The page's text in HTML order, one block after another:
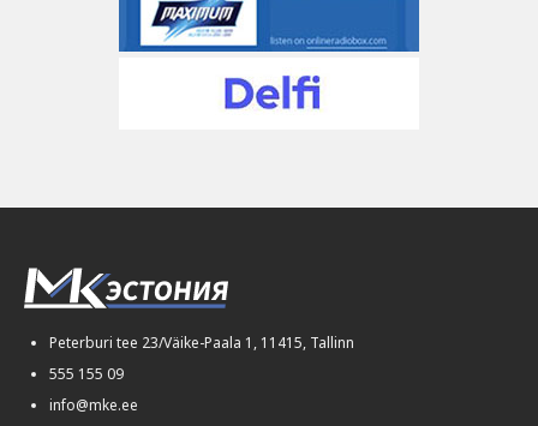
Peterburi tee 23/Väike-Paala 1, 11415, Tallinn
555 155 09
info@mke.ee